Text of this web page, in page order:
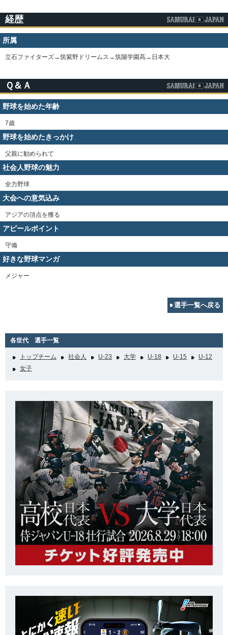
経歴
所属
立石ファイターズ→筑紫野ドリームス→筑陽学園高→日本大
Ｑ＆Ａ
野球を始めた年齢
7歳
野球を始めたきっかけ
父親に勧められて
社会人野球の魅力
全力野球
大会への意気込み
アジアの頂点を獲る
アピールポイント
守備
好きな野球マンガ
メジャー
選手一覧へ戻る
各世代 選手一覧
トップチーム 社会人 U-23 大学 U-18 U-15
U-12
女子